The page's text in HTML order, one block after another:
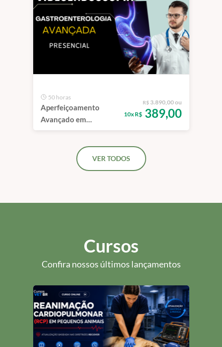
50 horas
Aperfeiçoamento
Avançado em
Videoendoscopia &
Pequenos Animais |
R$ 3.890,00 ou
10x R$389,00
VER TODOS
Cursos
Confira nossos últimos lançamentos